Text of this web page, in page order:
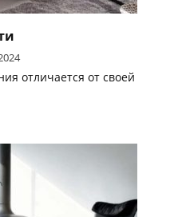
отличается от своей